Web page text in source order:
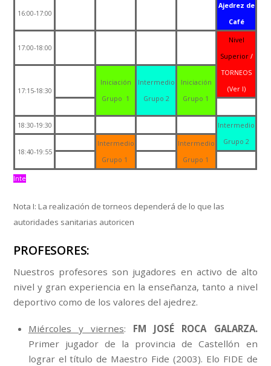
16:00-17:00
Ajedrez de
Café
17:00-18:00
Nivel
Superior/
TORNEOS
(Ver I)
17:15-18:30
Iniciación
Grupo 1
Intermedio
Grupo 2
Iniciación
Grupo 1
18:30-19:30
Intermedio
Grupo 2
18:40-19:55
Intermedio
Grupo 1
Intermedio
Grupo 1
Inte
Nota I: La realización de torneos dependerá de lo que las
autoridades sanitarias autoricen
PROFESORES:
Nuestros profesores son jugadores en activo de alto
nivel y gran experiencia en la enseñanza, tanto a nivel
deportivo como de los valores del ajedrez.
Miércoles y viernes: FM JOSÉ ROCA GALARZA.
Primer jugador de la provincia de Castellón en
lograr el título de Maestro Fide (2003). Elo FIDE de